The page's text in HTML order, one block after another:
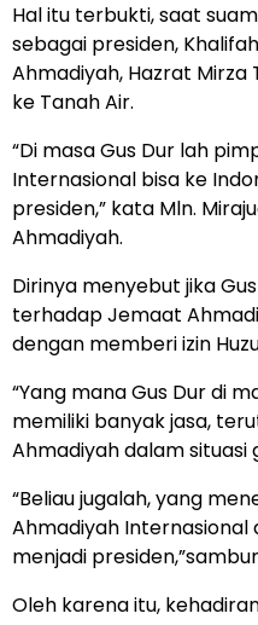
Hal itu terbukti, saat
sebagai presiden,
Ahmadiyah, Hazrat
ke Tanah Air.
“Di masa Gus Dur lah
Internasional bisa ke
presiden,” kata Mln.
Ahmadiyah.
Dirinya menyebut jika
terhadap Jemaat
dengan memberi izin
“Yang mana Gus Dur di
memiliki banyak jasa,
Ahmadiyah dalam situasi
“Beliau jugalah, yang
Ahmadiyah Internasional
menjadi
Oleh karena itu,